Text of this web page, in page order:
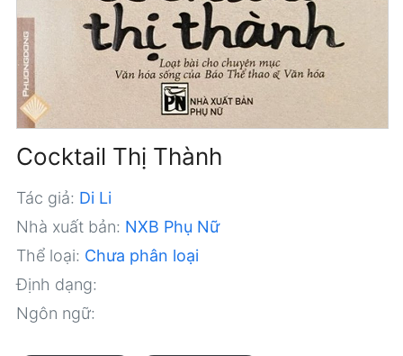
Cocktail Thị Thành
Tác giả: Di Li
Nhà xuất bản: NXB Phụ Nữ
Thể loại: Chưa phân loại
Định dạng:
Ngôn ngữ: